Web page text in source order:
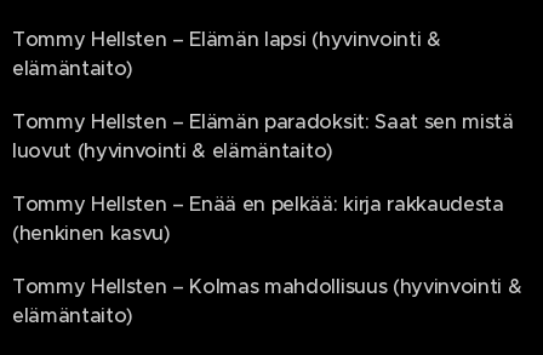
Tommy Hellsten – Elämän lapsi (hyvinvointi &
elämäntaito)
Tommy Hellsten – Elämän paradoksit: Saat sen mistä
luovut (hyvinvointi & elämäntaito)
Tommy Hellsten – Enää en pelkää: kirja rakkaudesta
(henkinen kasvu)
Tommy Hellsten – Kolmas mahdollisuus (hyvinvointi &
elämäntaito)